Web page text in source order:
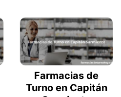
Farmacias de
Turno en Capitán